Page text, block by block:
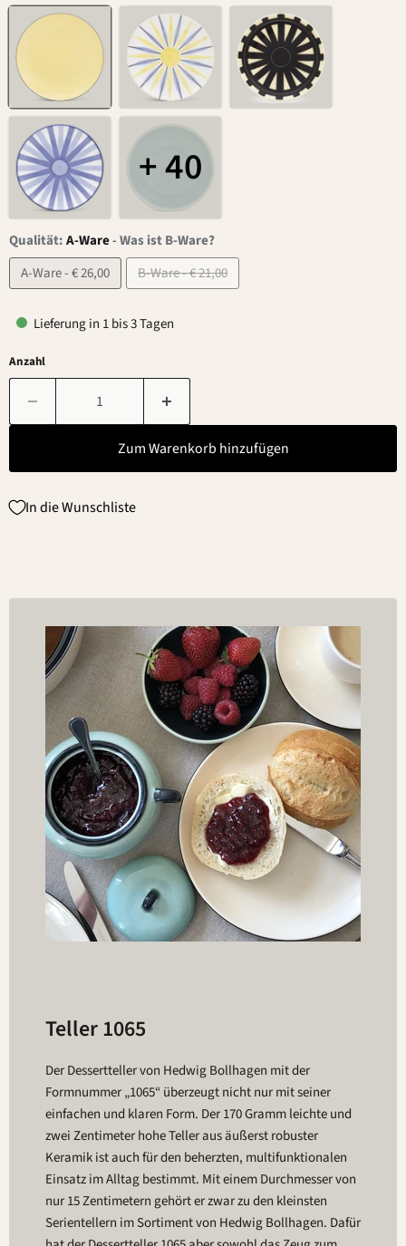
+ 40
Qualität:A-Ware-Was ist B-Ware?
A-Ware - € 26,00
B-Ware - € 21,00
Lieferung in 1 bis 3 Tagen
Anzahl
Zum Warenkorb hinzufügen
In die Wunschliste
Teller 1065
Der Dessertteller von Hedwig Bollhagen mit der
Formnummer „1065“ überzeugt nicht nur mit seiner
einfachen und klaren Form. Der 170 Gramm leichte und
zwei Zentimeter hohe Teller aus äußerst robuster
Keramik ist auch für den beherzten, multifunktionalen
Einsatz im Alltag bestimmt. Mit einem Durchmesser von
nur 15 Zentimetern gehört er zwar zu den kleinsten
Serientellern im Sortiment von Hedwig Bollhagen. Dafür